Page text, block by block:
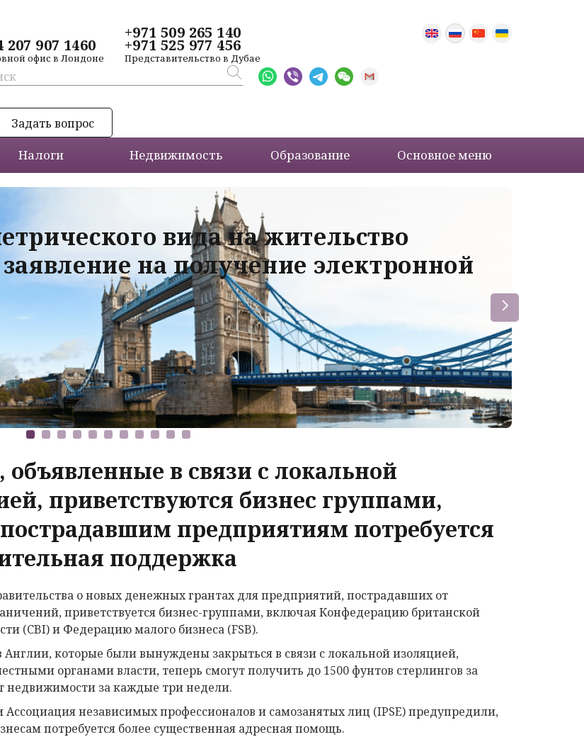
207 907 1460
офис в Лондоне
+971 509 265 140
+971 525 977 456
Представительство в Дубае
Задать вопрос
Налоги Недвижимость Образование Основное меню
вида на жительство
на получение электронной
объявленные в связи с локальной
приветствуются бизнес группами,
предприятиям потребуется
поддержка
о новых денежных грантах для предприятий, пострадавших от
приветствуется бизнес-группами, включая Конфедерацию британской
(CBI) и Федерацию малого бизнеса (FSB).
которые были вынуждены закрыться в связи с локальной изоляцией,
органами власти, теперь смогут получить до 1500 фунтов стерлингов за
недвижимости за каждые три недели.
Ассоциация независимых профессионалов и самозанятых лиц (IPSE) предупредили,
потребуется более существенная адресная помощь.